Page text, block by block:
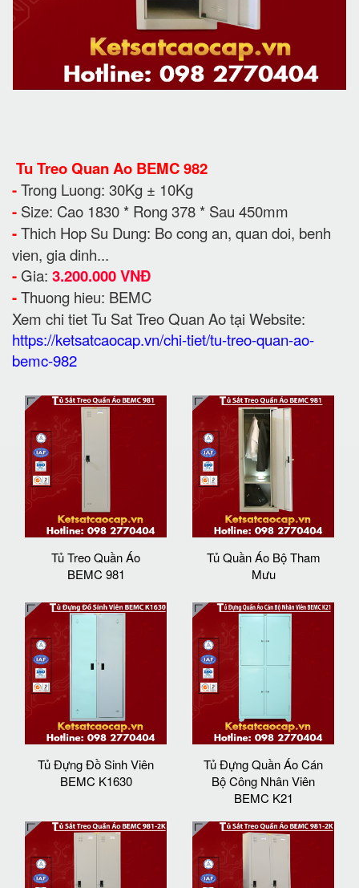
Tu Treo Quan Ao BEMC 982
-Trong Luong: 30Kg ± 10Kg
- Size: Cao 1830 * Rong 378 * Sau 450mm
-Thich Hop Su Dung: Bo cong an, quan doi, benh
vien, gia dinh...
- Gia: 3.200.000 VNĐ
-Thuong hieu: BEMC
Xem chi tiet Tu Sat Treo Quan Ao tại Website:
https://ketsatcaocap.vn/chi-tiet/tu-treo-quan-ao-
bemc-982
Tủ Treo Quần Áo
BEMC 981
Tủ Quần Áo Bộ Tham
Mưu
Tủ Đựng Đồ Sinh Viên
BEMC K1630
Tủ Đựng Quần Áo Cán
Bộ Công Nhân Viên
BEMC K21